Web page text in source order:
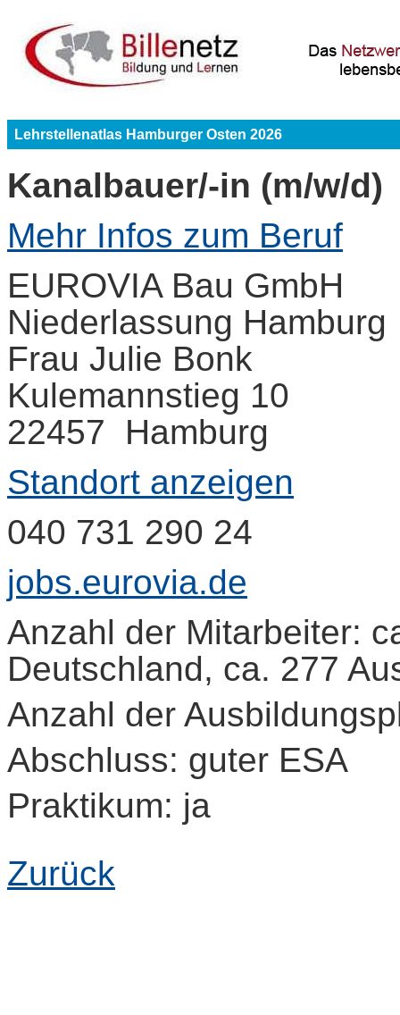
Lehrstellenatlas Hamburger Osten 2026
Kanalbauer/-in (m/w/d)
Mehr Infos zum Beruf
EUROVIA Bau GmbH
Niederlassung Hamburg
Frau Julie Bonk
Kulemannstieg 10
22457 Hamburg
Standort anzeigen
040 731 290 24
jobs.eurovia.de
Anzahl der Mitarbeiter:
Deutschland, ca. 277
Anzahl der
Abschluss: guter ESA
Praktikum: ja
Zurück